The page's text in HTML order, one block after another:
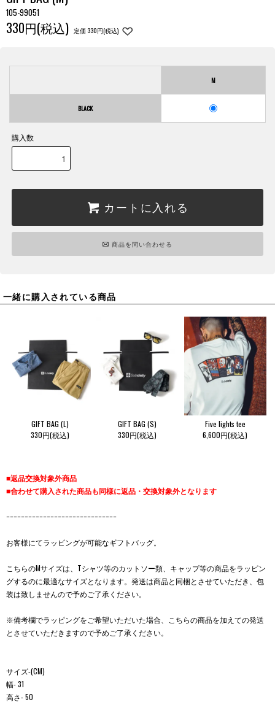
105-99051
330円(税込) 定価 330円(税込)
M
BLACK
購入数
カートに入れる
商品を問い合わせる
一緒に購入されている商品
GIFT BAG (L)
330円(税込)
GIFT BAG (S)
330円(税込)
Five lights tee
6,600円(税込)
■返品交換対象外商品
■合わせて購入された商品も同様に返品・交換対象外となります
ｰｰｰｰｰｰｰｰｰｰｰｰｰｰｰｰｰｰｰｰｰｰｰｰｰｰｰｰｰｰ
お客様にてラッピングが可能なギフトバッグ。
こちらのMサイズは、Tシャツ等のカットソー類、キャップ等の商品をラッピン
グするのに最適なサイズとなります。発送は商品と同梱とさせていただき、包
装は致しませんので予めご了承ください。
※備考欄でラッピングをご希望いただいた場合、こちらの商品を加えての発送
とさせていただきますので予めご了承ください。
サイズ-(CM)
幅- 31
高さ- 50